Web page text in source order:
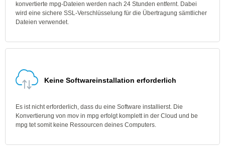
konvertierte mpg-Dateien werden nach 24 Stunden entfernt. Dabei
wird eine sichere SSL-Verschlüsselung für die Übertragung sämtlicher
Dateien verwendet.
Keine Softwareinstallation erforderlich
Es ist nicht erforderlich, dass du eine Software installierst. Die
Konvertierung von mov in mpg erfolgt komplett in der Cloud und be
mpg tet somit keine Ressourcen deines Computers.